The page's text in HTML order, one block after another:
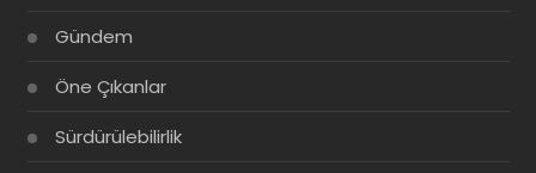
Gündem
Öne Çıkanlar
Sürdürülebilirlik